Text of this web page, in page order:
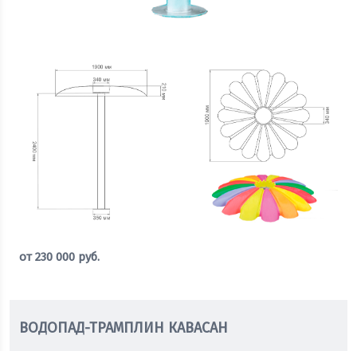
от230 000 руб.
ВОДОПАД-ТРАМПЛИН КАВАСАН